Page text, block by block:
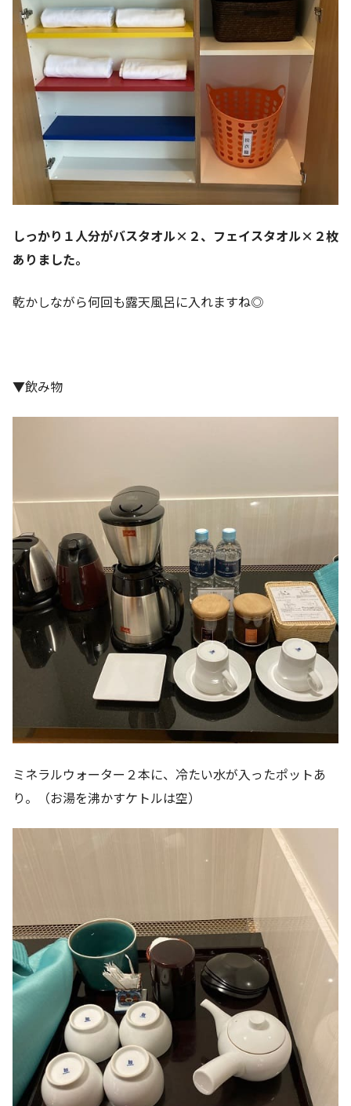
しっかり１人分がバスタオル×２、フェイスタオル×２枚
ありました。
乾かしながら何回も露天風呂に入れますね◎
▼飲み物
ミネラルウォーター２本に、冷たい水が入ったポットあ
り。（お湯を沸かすケトルは空）